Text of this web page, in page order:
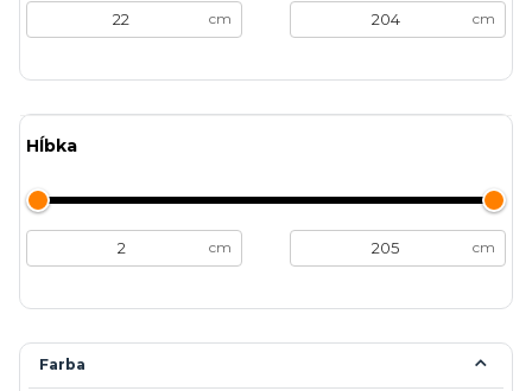
cm cm
Hĺbka
cm cm
Farba